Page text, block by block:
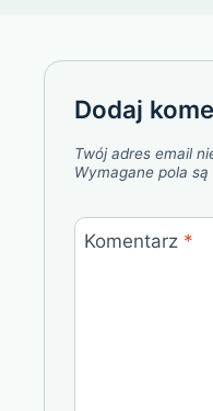
Dodaj
Twój adres email
Wymagane pola
Komentarz *